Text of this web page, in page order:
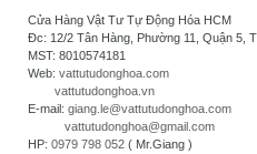
Cửa Hàng Vật Tư Tự Động Hóa HCM
Đc: 12/2 Tân Hàng, Phường 11, Quận 5,
MST: 8010574181
Web: vattutudonghoa.com
vattutudonghoa.vn
E-mail: giang.le@vattutudonghoa.com
vattutudonghoa@gmail.com
HP: 0979 798 052 ( Mr.Giang )